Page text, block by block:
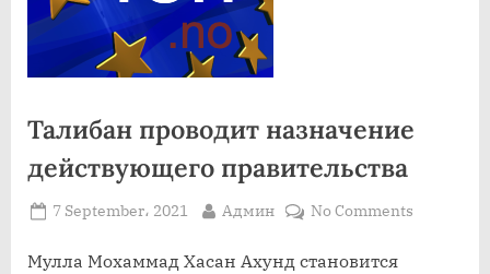
Талибан проводит назначение
действующего правительства
Posted
7 September، 2021 By
Админ No Commentson
Мулла Мохаммад Хасан Ахунд становится